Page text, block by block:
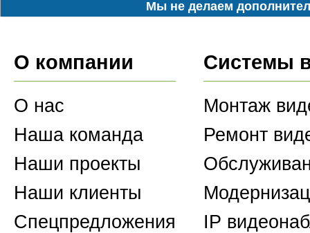
Мы не делаем
О компании
О нас
Наша команда
Наши проекты
Наши клиенты
Спецпредложения
Системы
Монтаж
Ремонт
IP